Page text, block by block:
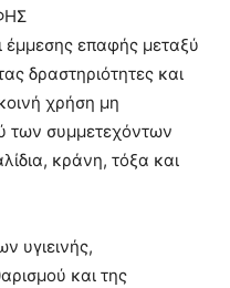
έμμεσης επαφής μεταξύ
δραστηριότητες και
χρήση μη
των συμμετεχόντων
κράνη, τόξα και
υγιεινής,
και της